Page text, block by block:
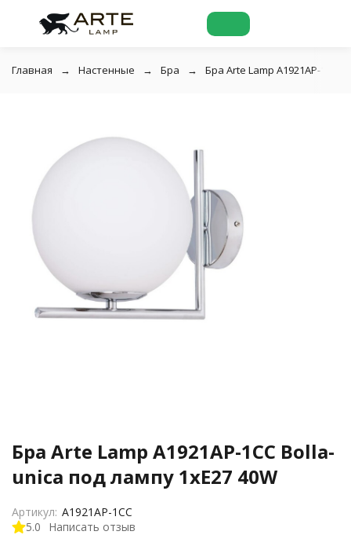
Главная Настенные Бра Бра Arte Lamp A1921AP-1CC
Бра Arte Lamp A1921AP-1CC Bolla-
unica под лампу 1xE27 40W
5.0 Написать отзыв
Артикул: A1921AP-1CC